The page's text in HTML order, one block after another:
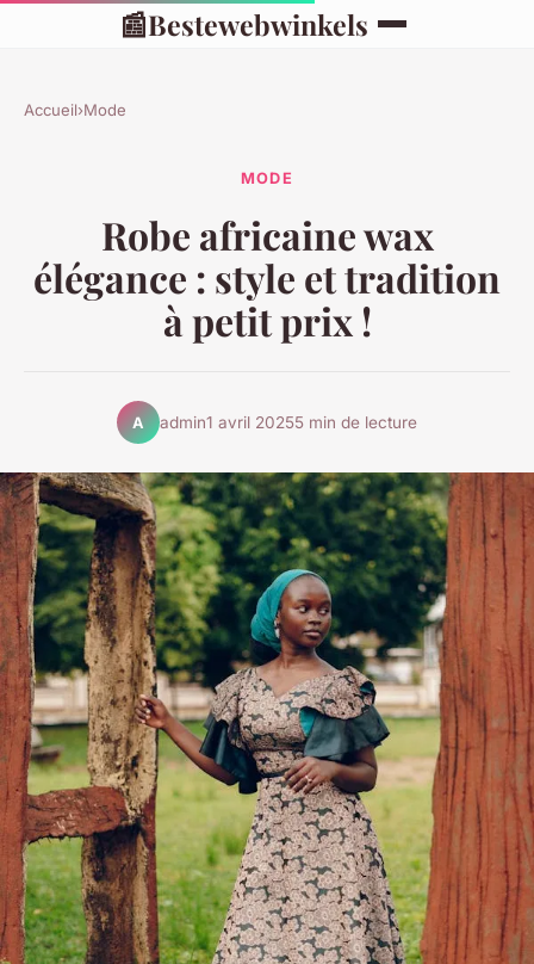
📰Bestewebwinkels
Accueil›Mode
MODE
Robe africaine wax
élégance : style et tradition
à petit prix !
A admin1 avril 20255 min de lecture